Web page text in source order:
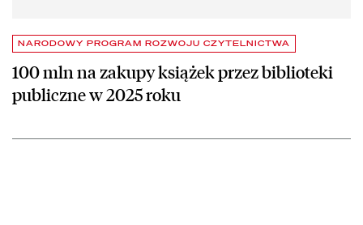
NARODOWY PROGRAM ROZWOJU CZYTELNICTWA
100 mln na zakupy książek przez biblioteki
publiczne w 2025 roku